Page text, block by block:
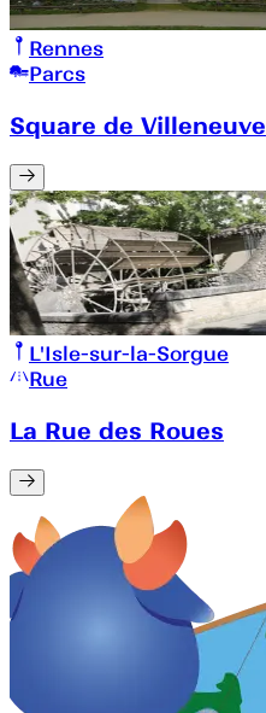
Rennes
Parcs
Square de Villeneuve
L'Isle-sur-la-Sorgue
Rue
La Rue des Roues